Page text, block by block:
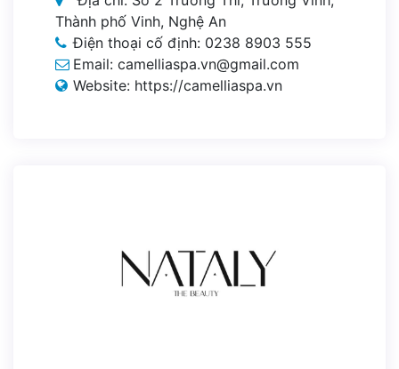
Thành phố Vinh, Nghệ An
Điện thoại cố định: 0238 8903 555
Email: camelliaspa.vn@gmail.com
Website: https://camelliaspa.vn